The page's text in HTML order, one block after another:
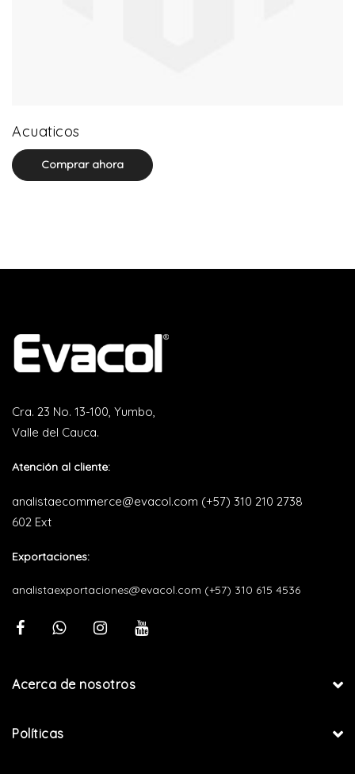
Acuaticos
Comprar ahora
Cra. 23 No. 13-100, Yumbo,
Valle del Cauca.
Atención al cliente:
analistaecommerce@evacol.com (+57) 310 210 2738
602 Ext
Exportaciones:
analistaexportaciones@evacol.com (+57) 310 615 4536
Acerca de nosotros
Políticas